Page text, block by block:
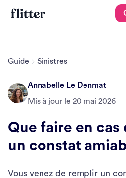
Guide Sinistres
Annabelle Le Denmat
Mis à jour le 20 mai 2026
Que faire en cas
un constat
Vous venez de remplir un